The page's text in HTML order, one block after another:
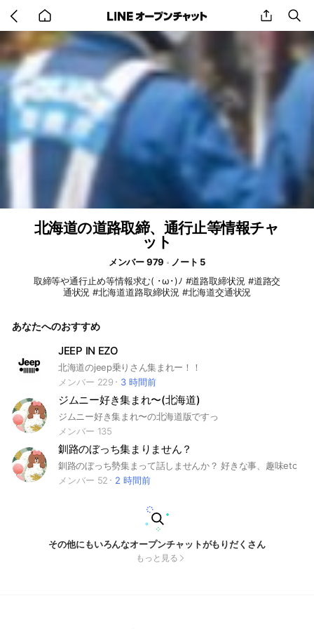
back
to
home
share
北海道の道路取締、通行止等情報チャ
ット
メンバー 979
ノート 5
取締等や通行止め等情報求む( ･ω･)ﾉ #道路取締状況 #道路交
通状況 #北海道道路取締状況 #北海道交通状況
あなたへのおすすめ
JEEP IN EZO
北海道のjeep乗りさん集まれー！！
メンバー 229
3 時間前
ジムニー好き集まれ〜(北海道)
ジムニー好き集まれ〜の北海道版ですっ
メンバー 135
釧路のぼっち集まりません？
釧路のぼっち勢集まって話しませんか？ 好きな事、趣味etc
メンバー 52
2 時間前
その他にもいろんなオープンチャットがもりだくさん
もっと見る